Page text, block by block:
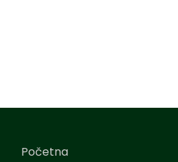
Početna